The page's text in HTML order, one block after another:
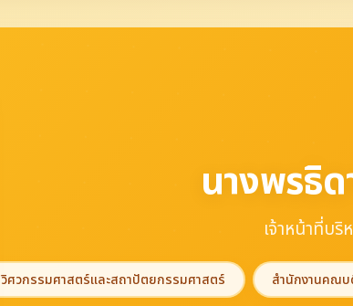
นางพรธิ
เจ้าหน้าที่บริ
วิศวกรรมศาสตร์และสถาปัตยกรรมศาสตร์ สำนักงานคณ